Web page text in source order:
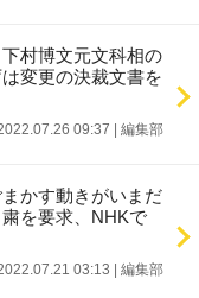
村博文元文科相の
変更の決裁文書を
09:37 編集部
かす動きがいまだ
を要求、NHKで
03:13 編集部